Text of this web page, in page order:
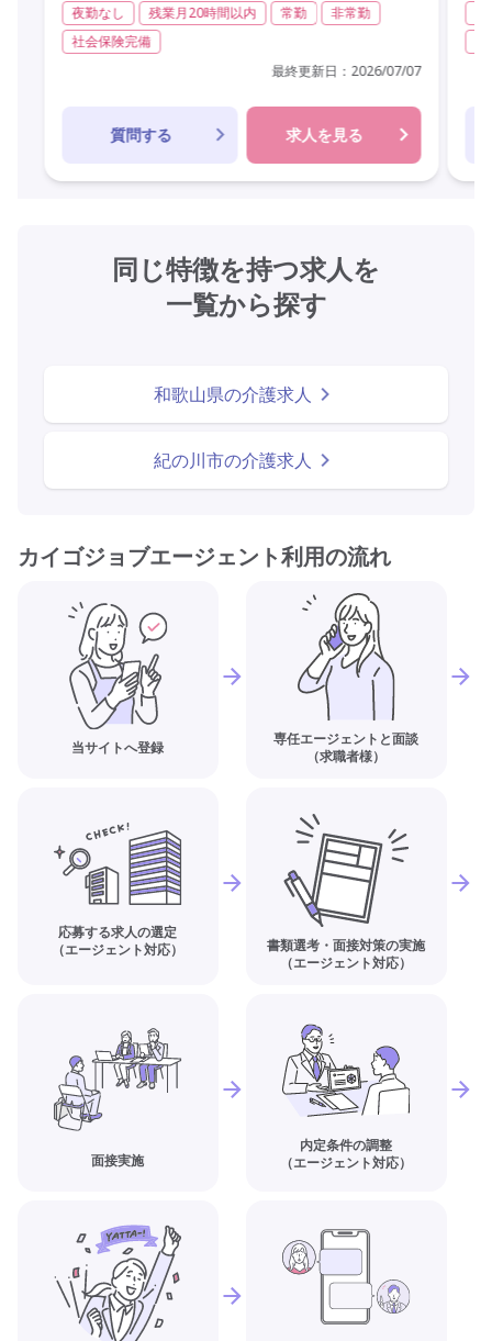
夜勤なし
残業月20時間以内 常勤
非常勤
社会保険完備
最終更新日： 2026/07/07
質問する 求人を見る
同じ特徴を持つ求人を
一覧から探す
和歌山県の介護求人
紀の川市の介護求人
カイゴジョブエージェント利用の流れ
当サイトへ登録
専任エージェントと面談
（求職者様）
応募する求人の選定
（エージェント対応）
書類選考・面接対策の実施
（エージェント対応）
面接実施
内定条件の調整
（エージェント対応）